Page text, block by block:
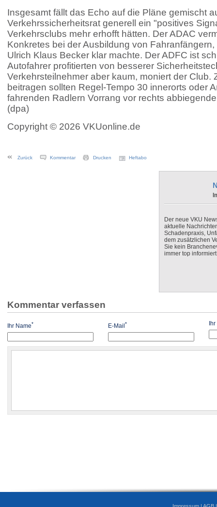
Insgesamt fällt das Echo auf die Pläne gemischt
Verkehrssicherheitsrat generell ein "positives
Verkehrsclubs mehr erhofft hätten. Der ADAC
Konkretes bei der Ausbildung von
Ulrich Klaus Becker klar machte. Der ADFC ist
Autofahrer profitierten von besserer
Verkehrsteilnehmer aber kaum, moniert der Club.
beitragen sollten Regel-Tempo 30 innerorts oder
fahrenden Radlern Vorrang vor rechts
(dpa)
Copyright © 2026 VKUonline.de
Zurück Kommentar Drucken Heftabo
Der neue VKU
aktuelle
Schadenpraxis,
dem zusätzlichen
Sie kein
immer top
Kommentar verfassen
Ihr Name* E-Mail *